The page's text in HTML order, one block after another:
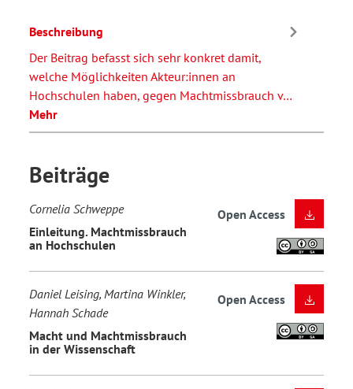
Beschreibung
Der Beitrag befasst sich sehr konkret damit,
welche Möglichkeiten Akteur:innen an
Hochschulen haben, gegen Machtmissbrauch v…
Mehr
Beiträge
Cornelia Schweppe
Einleitung. Machtmissbrauch
an Hochschulen
Open Access
Daniel Leising, Martina Winkler,
Hannah Schade
Macht und Machtmissbrauch
in der Wissenschaft
Open Access